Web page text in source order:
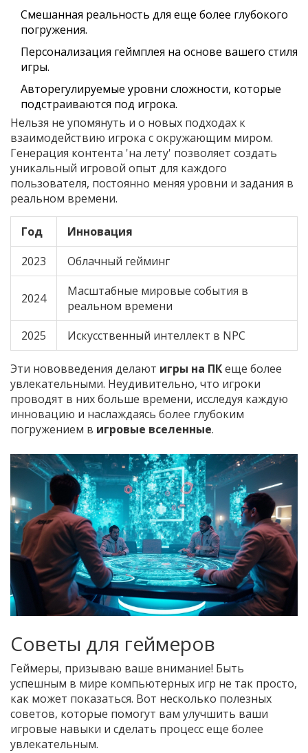
Смешанная реальность для еще более глубокого
погружения.
Персонализация геймплея на основе вашего стиля
игры.
Авторегулируемые уровни сложности, которые
подстраиваются под игрока.
Нельзя не упомянуть и о новых подходах к
взаимодействию игрока с окружающим миром.
Генерация контента 'на лету' позволяет создать
уникальный игровой опыт для каждого
пользователя, постоянно меняя уровни и задания в
реальном времени.
Год
Инновация
2023
Облачный гейминг
2024
Масштабные мировые события в
реальном времени
2025
Искусственный интеллект в NPC
Эти нововведения делают игры на ПКеще более
увлекательными. Неудивительно, что игроки
проводят в них больше времени, исследуя каждую
инновацию и наслаждаясь более глубоким
погружением в игровые вселенные.
Советы для геймеров
Геймеры, призываю ваше внимание! Быть
успешным в мире компьютерных игр не так просто,
как может показаться. Вот несколько полезных
советов, которые помогут вам улучшить ваши
игровые навыки и сделать процесс еще более
увлекательным.